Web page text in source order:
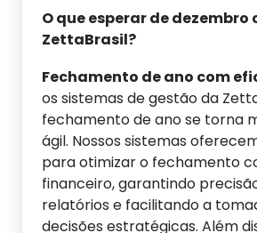
Oqueesperar dedezembro
ZettaBrasil?
Fechamento deano come
os sistemas de gestão da
fechamento de ano se torna
ágil. Nossos sistemas
para otimizar o fechamento
financeiro, garantindo
relatórios e facilitando a
decisões estratégicas. Além